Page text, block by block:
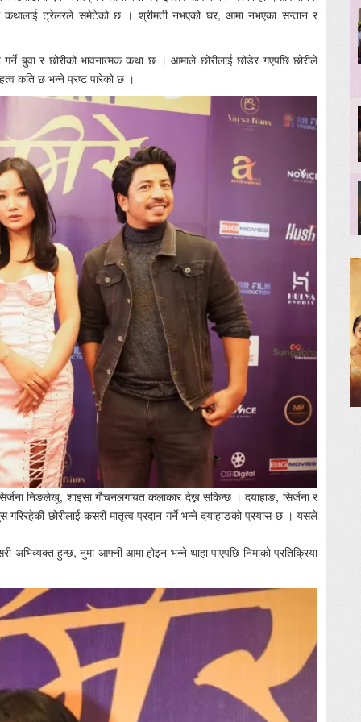
कथालाई ट्रेलरले समेटेको छ । श्रीमती नभएको घर, आमा नभएका सन्तान र
बुवा र छोरीको भावनात्मक कथा छ । आमाले छोरीलाई छोडेर गएपछि छोरीले
कति छ भन्ने प्रष्ट पारेको छ ।
निङलेखु, शाइसा गौचनलगायत कलाकार देख्न सकिन्छ । दयाहाङ, सिर्जना र
छोरीलाई कसरी मातृत्व प्रदान गर्ने भन्ने दयाहाङको प्रयास छ । यसले
अभिव्यक्त हुन्छ, नुमा आफ्नी आमा होइन भन्ने थाहा पाएपछि निमाको प्रतिक्रिया